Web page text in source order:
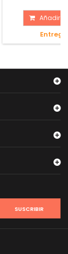
Añadir
SUSCRIBIR